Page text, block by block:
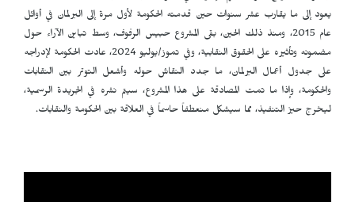
يعود إلى ما يقارب عشر سنوات حين قدمته الحكومة لأول مرة إلى البرلمان في أوائل
عام 2015، ومنذ ذلك الحين، بقى المشروع حبيس الرفوف، وسط تباين الآراء حول
مضمونه وتأثيره على الحقوق النقابية، وفي تموز/يوليو 2024، عادت الحكومة لإدراجه
على جدول أعمال البرلمان، ما جدد النقاش حوله وأشعل التوتر بين النقابات
والحكومة، وإذا ما تمت المصادقة على هذا المشروع، سيتم نشره في الجريدة الرسمية،
ليخرج حيز التنفيذ، مما سيشكل منعطفاً حاسماً في العلاقة بين الحكومة والنقابات.